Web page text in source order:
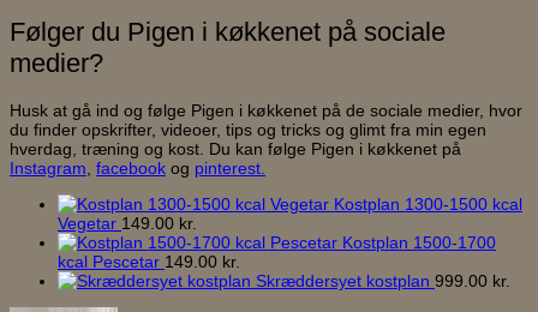
Følger du Pigen i køkkenet på sociale
medier?
Husk at gå ind og følge Pigen i køkkenet på de sociale medier, hvor
du finder opskrifter, videoer, tips og tricks og glimt fra min egen
hverdag, træning og kost. Du kan følge Pigen i køkkenet på
Instagram facebook og pinterest.
Kostplan 1300-1500 kcal
Vegetar 149.00 kr.
Kostplan 1500-1700
kcal Pescetar 149.00 kr.
Skræddersyet kostplan 999.00 kr.